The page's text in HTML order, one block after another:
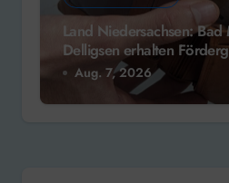
Land Niedersachsen:
Delligsen erhalten
Aug. 7, 2026